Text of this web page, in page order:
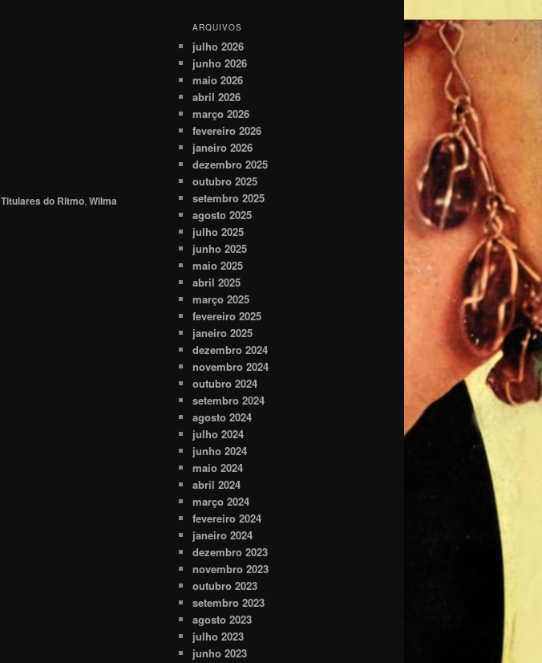
Titulares do Ritmo, Wilma
ARQUIVOS
julho 2026
junho 2026
maio 2026
abril 2026
março 2026
fevereiro 2026
janeiro 2026
dezembro 2025
outubro 2025
setembro 2025
agosto 2025
julho 2025
junho 2025
maio 2025
abril 2025
março 2025
fevereiro 2025
janeiro 2025
dezembro 2024
novembro 2024
outubro 2024
setembro 2024
agosto 2024
julho 2024
junho 2024
maio 2024
abril 2024
março 2024
fevereiro 2024
janeiro 2024
dezembro 2023
novembro 2023
outubro 2023
setembro 2023
agosto 2023
julho 2023
junho 2023